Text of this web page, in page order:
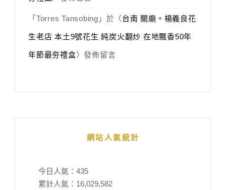
「 Torres Tansobing 」於〈台南 關廟。楊義良花
生老店 本土9號花生 純炭火翻炒 在地飄香50年
年節最夯禮盒〉發佈留言
網站人氣統計
今日人氣： 435
累計人氣： 16,029,582